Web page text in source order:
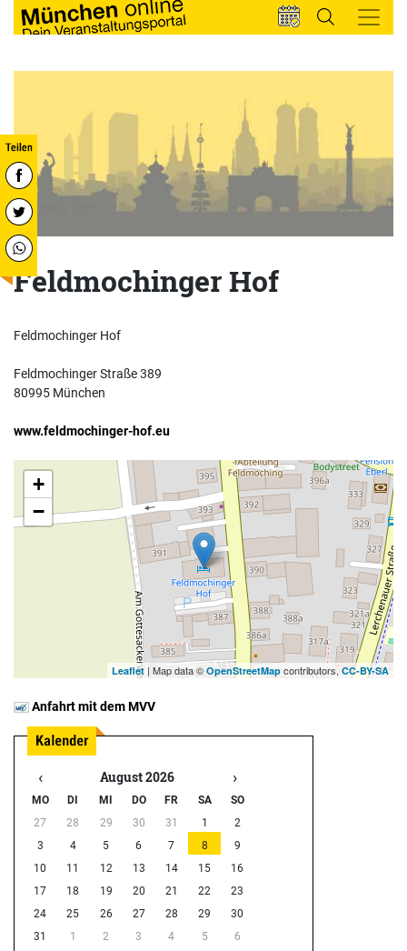
Feldmochinger Hof
Feldmochinger Hof
Feldmochinger Straße 389
80995 München
www.feldmochinger-hof.eu
+
−
Leaflet | Map data ©OpenStreetMap contributors,CC-BY-SA
Anfahrt mit dem MVV
‹ August 2026 ›
MO DI MI DO FR SA
SO
27
28 29 30 31 1
2
3
4 5 6 7 8
9
10
11 12 13 14 15
16
17
18 19 20 21 22
23
24
25 26 27 28 29
30
31
1 2 3 4 5 6